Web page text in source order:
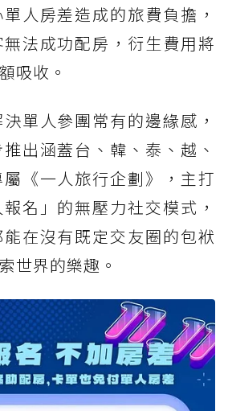
人房差造成的旅費負擔，
法成功配房，衍生費用將
吸收。
單人參團常有的邊緣感，
出涵蓋台、韓、泰、越、
屬《一人旅行企劃》，主打
報名」的無壓力社交模式，
在沒有既定交友圈的包袱
世界的樂趣。